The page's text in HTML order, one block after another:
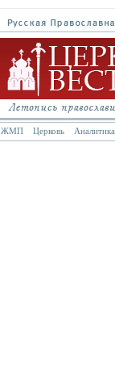
ЖМП Церковь Аналитика